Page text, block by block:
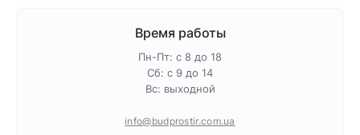
Политика конфиденциальности
Время работы
Пн-Пт: с 8 до 18
Сб: с 9 до 14
Вс: выходной
info@budprostir.com.ua